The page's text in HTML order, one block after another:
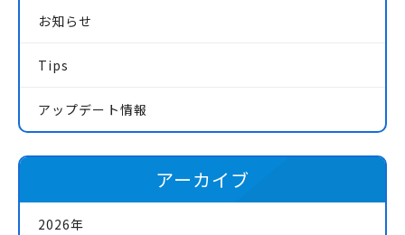
お知らせ
Tips
アップデート情報
アーカイブ
2026年